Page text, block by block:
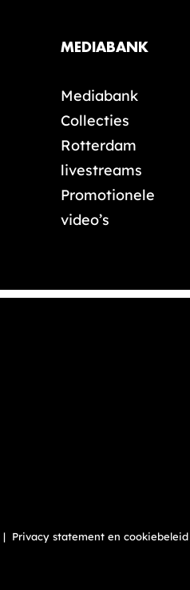
MEDIABANK
Mediabank
Collecties
Rotterdam
livestreams
Promotionele
video’s
| Privacy statement en cookiebeleid